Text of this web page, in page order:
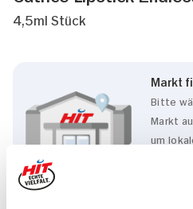
4,5ml Stück
Markt
Bitte
Markt
um